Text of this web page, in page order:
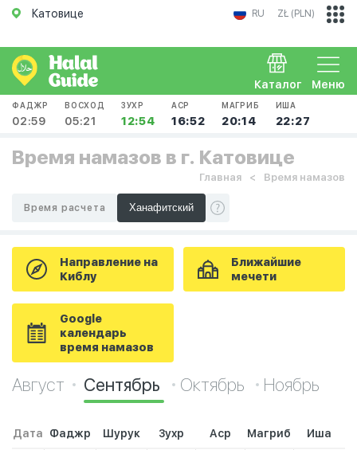
Катовице RU ZŁ (PLN)
Меню
Каталог
ФАДЖР
02:59
ВОСХОД
05:21
ЗУХР
12:54
АСР
16:52
МАГРИБ
20:14
ИША
22:27
Время намазов в г. Катовице
Главная Время намазов
Время расчета
Направление на
Киблу
Ближайшие
мечети
Google
календарь
время намазов
Август Сентябрь Октябрь Ноябрь
Дата Фаджр Шурук Зухр Аср Магриб Иша